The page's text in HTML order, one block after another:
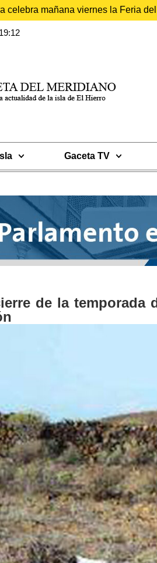
celebra mañana viernes la Feria
Gaceta TV
de la temporada